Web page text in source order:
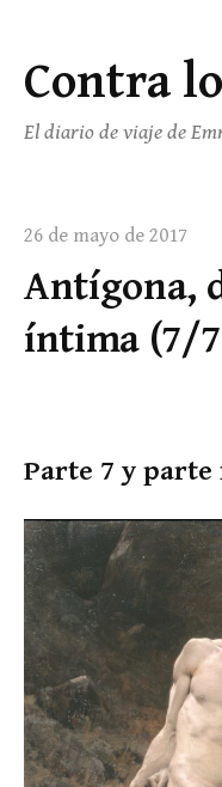
Saltar
al
contenido
Contra
El diario de viaje de
26 de mayo de 2017
Antígona,
íntima (7/
Parte 7 y